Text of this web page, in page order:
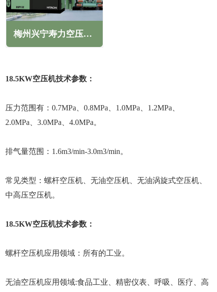
梅州兴宁寿力空压机维修保养售后服务电话
18.5KW空压机技术参数：
压力范围有：0.7MPa、0.8MPa、1.0MPa、1.2MPa、
2.0MPa、3.0MPa、4.0MPa。
排气量范围：1.6m3/min-3.0m3/min。
常见类型：螺杆空压机、无油空压机、无油涡旋式空压机、
中高压空压机。
18.5KW空压机技术参数：
螺杆空压机应用领域：所有的工业。
无油空压机应用领域:食品工业、精密仪表、呼吸、医疗、高